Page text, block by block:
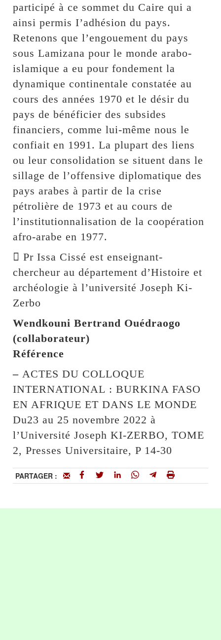
participé à ce sommet du Caire qui a
ainsi permis I’adhésion du pays.
Retenons que l’engouement du pays
sous Lamizana pour le monde arabo-
islamique a eu pour fondement la
dynamique continentale constatée au
cours des années 1970 et le désir du
pays de bénéficier des subsides
financiers, comme lui-même nous le
confiait en 1991. La plupart des liens
ou leur consolidation se situent dans le
sillage de l’offensive diplomatique des
pays arabes à partir de la crise
pétrolière de 1973 et au cours de
l’institutionnalisation de la coopération
afro-arabe en 1977.
 Pr Issa Cissé est enseignant-
chercheur au département d’Histoire et
archéologie à l’université Joseph Ki-
Zerbo
Wendkouni Bertrand Ouédraogo
(collaborateur)
Référence
– ACTES DU COLLOQUE
INTERNATIONAL : BURKINA FASO
EN AFRIQUE ET DANS LE MONDE
Du23 au 25 novembre 2022 à
l’Université Joseph KI-ZERBO, TOME
2, Presses Universitaire, P 14-30
PARTAGER :